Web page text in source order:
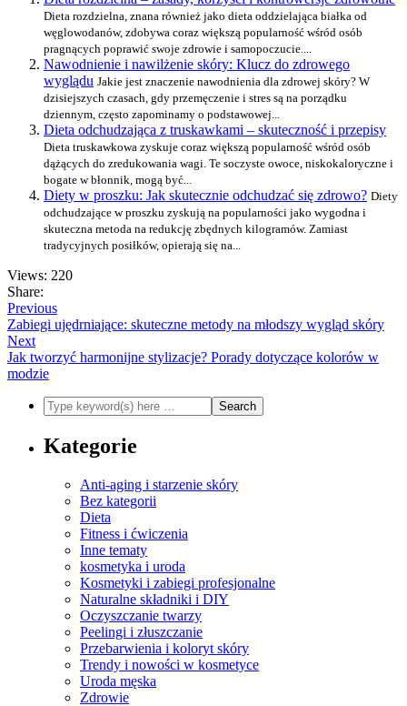
Dieta rozdzielna, znana również jako dieta oddzielająca białka od
węglowodanów, zdobywa coraz większą popularność wśród osób
pragnących poprawić swoje zdrowie i samopoczucie....
Nawodnienie i nawilżenie skóry: Klucz do zdrowego
wyglądu Jakie jest znaczenie nawodnienia dla zdrowej skóry? W
dzisiejszych czasach, gdy przemęczenie i stres są na porządku
dziennym, często zapominamy o podstawowej...
Dieta odchudzająca z truskawkami – skuteczność i przepisy
Dieta truskawkowa zyskuje coraz większą popularność wśród osób
dążących do zredukowania wagi. Te soczyste owoce, niskokaloryczne i
bogate w błonnik, mogą być...
Diety w proszku: Jak skutecznie odchudzać się zdrowo? Diety
odchudzające w proszku zyskują na popularności jako wygodna i
skuteczna metoda na redukcję zbędnych kilogramów. Zamiast
tradycyjnych posiłków, opierają się na...
Views: 220
Share:
Previous
Zabiegi ujędrniające: skuteczne metody na młodszy wygląd skóry
Next
Jak tworzyć harmonijne stylizacje? Porady dotyczące kolorów w
modzie
Kategorie
Anti-aging i starzenie skóry
Bez kategorii
Dieta
Fitness i ćwiczenia
Inne tematy
kosmetyka i uroda
Kosmetyki i zabiegi profesjonalne
Naturalne składniki i DIY
Oczyszczanie twarzy
Peelingi i złuszczanie
Przebarwienia i koloryt skóry
Trendy i nowości w kosmetyce
Uroda męska
Zdrowie